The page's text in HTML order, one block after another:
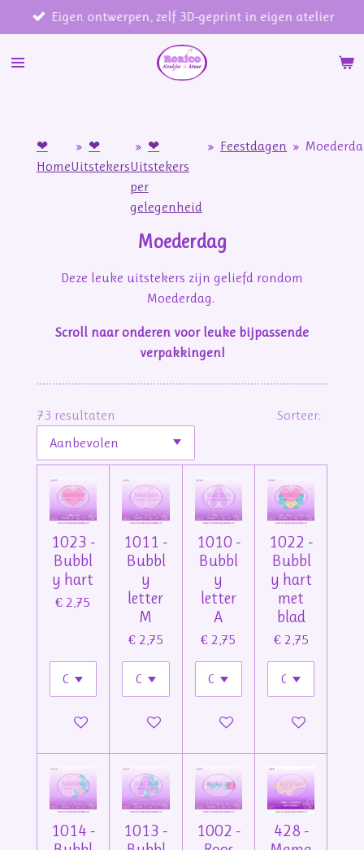
direct
naar
Eigen ontwerpen, zelf 3D-geprint in eigen atelier
❤
Home
» ❤
Uitstekers
» ❤
Uitstekers
per
gelegenheid
» Feestdagen »
Moederdag
Deze leuke uitstekers zijn geliefd rondom
Moederdag.
Scroll naar onderen voor leuke bijpassende
verpakkingen!
73 resultaten Sorteer:
1023 -
Bubbl
y hart
€ 2,75
In winkelwagen
1011 -
Bubbl
y
letter
M
€ 2,75
In winkelwagen
1010 -
Bubbl
y
letter
A
€ 2,75
In winkelwagen
1022 -
Bubbl
y hart
met
blad
€ 2,75
In winkelwagen
1014 -
1013 -
1002 -
428 -